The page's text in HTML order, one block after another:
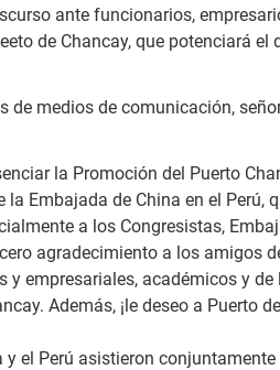
ante funcionarios,
de Chancay, que potenciará el
medios de comunicación,
la Promoción del Puerto
Embajada de China en el Perú,
a los Congresistas,
agradecimiento a los amigos
empresariales, académicos y de
Además, ¡le deseo a Puerto
el Perú asistieron